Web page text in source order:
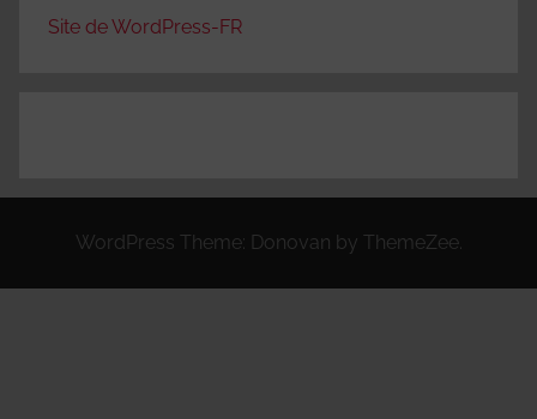
Site de WordPress-FR
WordPress Theme: Donovan by ThemeZee.